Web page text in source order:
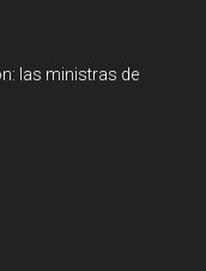
las ministras de